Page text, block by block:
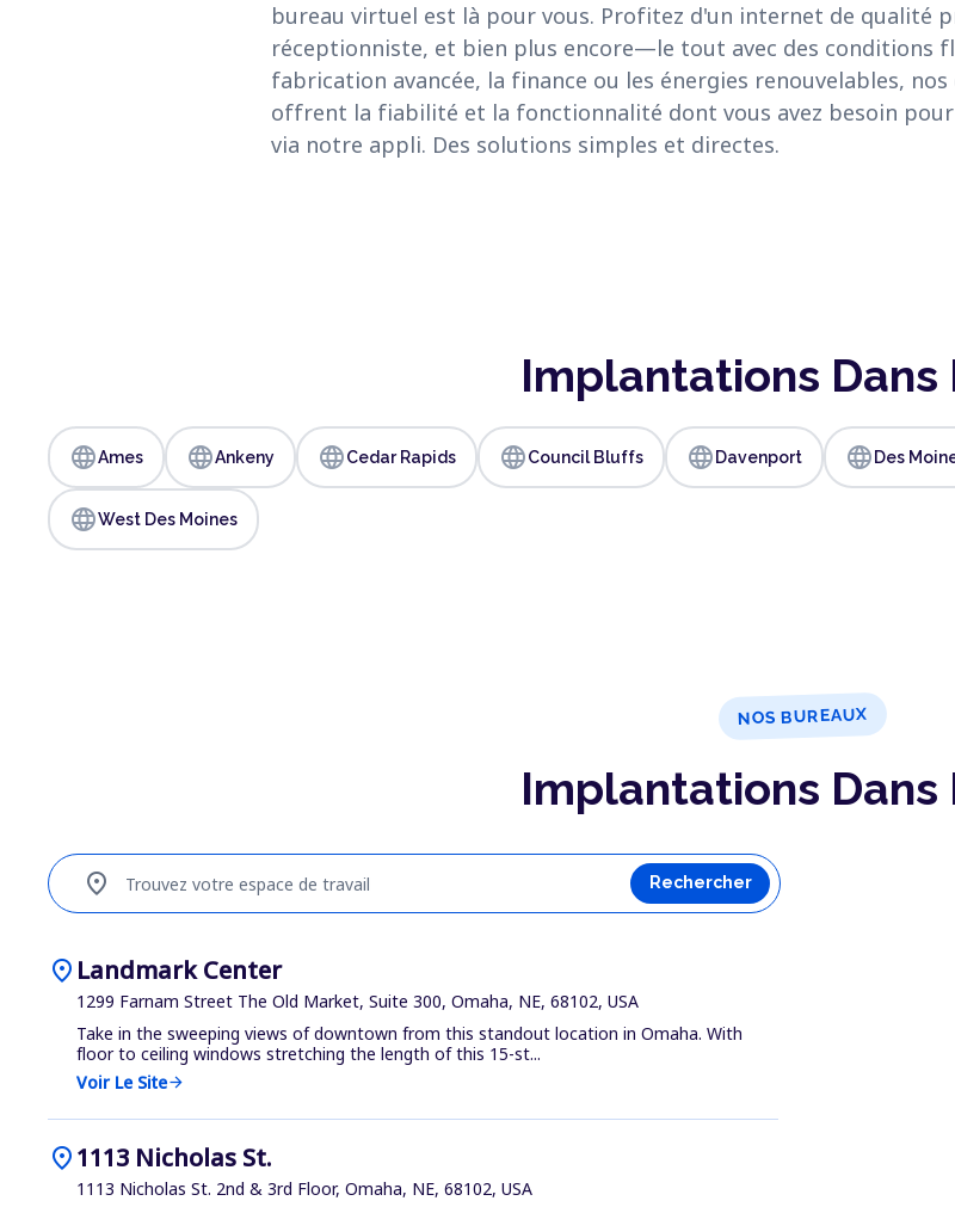
bureau virtuel est là pour vous. Profitez d'un internet de qualité
réceptionniste, et bien plus encore—le tout avec des conditions
fabrication avancée, la finance ou les énergies renouvelables,
offrent la fiabilité et la fonctionnalité dont vous avez besoin
via notre appli. Des solutions simples et directes.
Implantations Dans
languageAmes languageAnkeny languageCedar Rapids languageCouncil Bluffs language Davenport language Des
languageWest Des Moines
NOS BUREAUX
Implantations Dans
Trouvez votre espace de travail
location_on Rechercher
location_on Landmark Center
1299 Farnam Street The Old Market, Suite 300, Omaha, NE, 68102, USA
Take in the sweeping views of downtown from this standout location in Omaha. With
floor to ceiling windows stretching the length of this 15-st...
Voir Le Sitearrow_forward
location_on1113 Nicholas St.
1113 Nicholas St. 2nd & 3rd Floor, Omaha, NE, 68102, USA